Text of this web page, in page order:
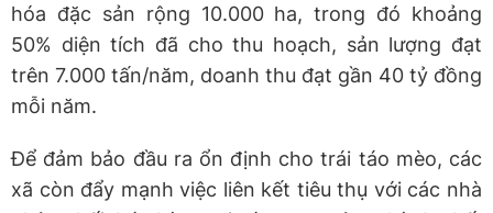
hóa đặc sản rộng 10.000 ha, trong đó khoảng
50% diện tích đã cho thu hoạch, sản lượng đạt
trên 7.000 tấn/năm, doanh thu đạt gần 40 tỷ đồng
mỗi năm.
Để đảm bảo đầu ra ổn định cho trái táo mèo, các
xã còn đẩy mạnh việc liên kết tiêu thụ với các nhà